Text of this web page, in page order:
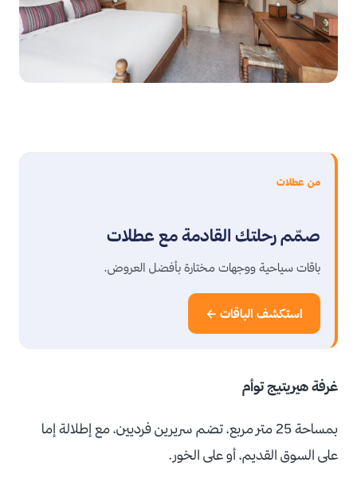
من عطلات
صمّم رحلتك القادمة مع عطلات
باقات سياحية ووجهات مختارة بأفضل العروض.
استكشف الباقات ←
غرفة هيريتيج توأم
بمساحة 25 متر مربع، تضم سريرين فرديين، مع إطلالة إما
على السوق القديم، أو على الخور.